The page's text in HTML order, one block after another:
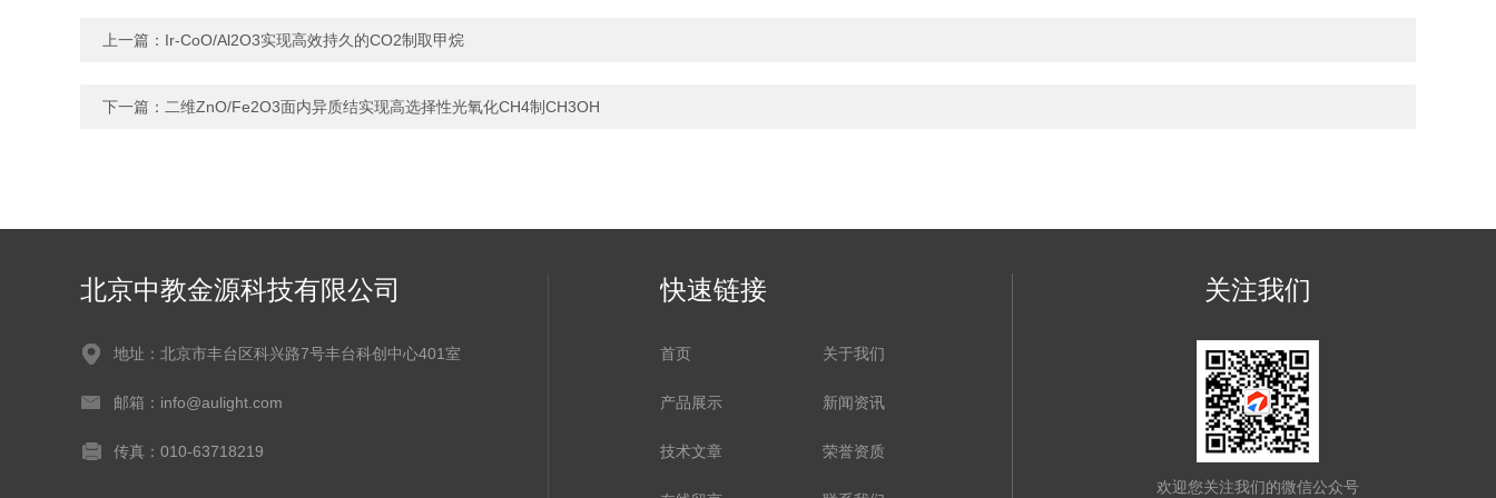
上一篇： Ir-CoO/Al2O3实现高效持久的CO2制取甲烷
下一篇： 二维ZnO/Fe2O3面内异质结实现高选择性光氧化CH4制CH3OH
北京中教金源科技有限公司
地址：北京市丰台区科兴路7号丰台科创中心401室
邮箱：info@aulight.com
传真：010-63718219
快速链接
首页 关于我们
产品展示 新闻资讯
技术文章 荣誉资质
关注我们
欢迎您关注我们的微信公众号